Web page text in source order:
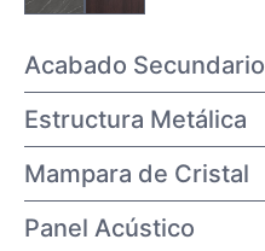
Acabado Secundario
Estructura Metálica
Mampara de Cristal
Panel Acústico